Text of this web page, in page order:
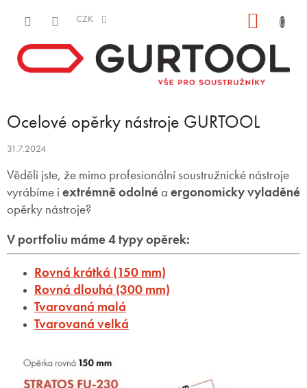
CZK
Ocelové opěrky nástroje GURTOOL
31.7.2024
Věděli jste, že mimo profesionální soustružnické nástroje
vyrábíme i extrémně odolnéa ergonomicky vyladěné
opěrky nástroje?
V portfoliu máme 4 typy opěrek:
Rovná krátká (150 mm)
Rovná dlouhá (300 mm)
Tvarovaná malá
Tvarovaná velká